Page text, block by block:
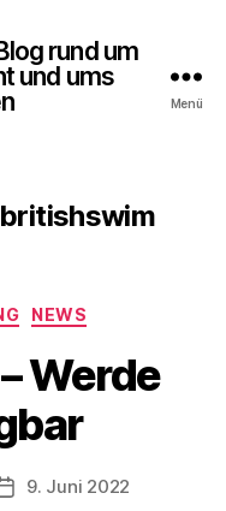
rund um
und ums
Menü
NEWS
Werde
Veröffentlichungsdatum
9. Juni 2022